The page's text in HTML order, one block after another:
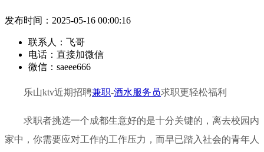
发布时间：2025-05-16 00:00:16
联系人： 飞哥
电话： 直接加微信
微信： saeee666
乐山ktv近期招聘兼职-酒水服务员求职更轻松福利
求职者挑选一个成都生意好的是十分关键的，离去校园内
家中，你需要应对工作的工作压力，而早已踏入社会的青年人